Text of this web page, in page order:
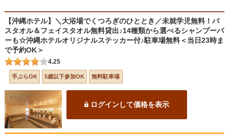
【沖縄ホテル】＼大浴場でくつろぎのひととき／未就学児無料！バ
スタオル＆フェイスタオル無料貸出♪14種類から選べるシャンプーバ
ーも☆沖縄ホテルオリジナルステッカー付♪駐車場無料＜当日23時ま
で予約OK＞
4.25
手ぶらOK 5歳以下参加OK 無料駐車場
ログインして価格を表示